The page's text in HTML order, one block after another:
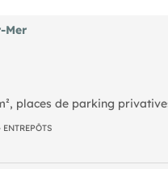
Mer
places de parking